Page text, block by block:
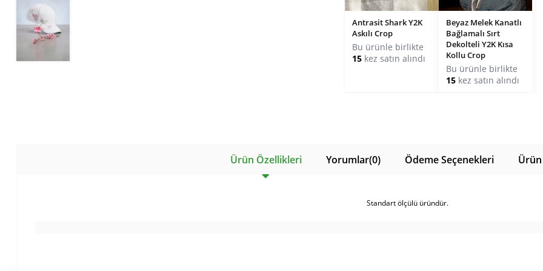
Antrasit Shark Y2K
Askılı Crop
Bu ürünle birlikte
15 kez satın alındı
Beyaz Melek Kanatlı
Bağlamalı Sırt
Dekolteli Y2K Kısa
Kollu Crop
Bu ürünle birlikte
15kez satın alındı
Ürün Özellikleri Yorumlar(0) Ödeme Seçenekleri
Standart ölçülü üründür.